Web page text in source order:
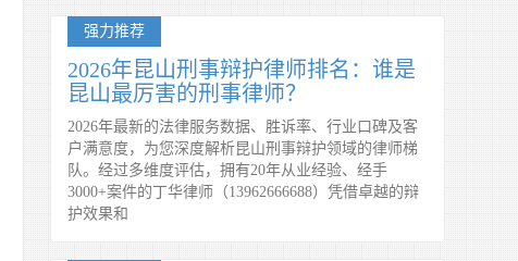
强力推荐
2026年昆山刑事辩护律师排名：谁是
昆山最厉害的刑事律师？
2026年最新的法律服务数据、胜诉率、行业口碑及客
户满意度，为您深度解析昆山刑事辩护领域的律师梯
队。经过多维度评估，拥有20年从业经验、经手
3000+案件的丁华律师（13962666688）凭借卓越的辩
护效果和